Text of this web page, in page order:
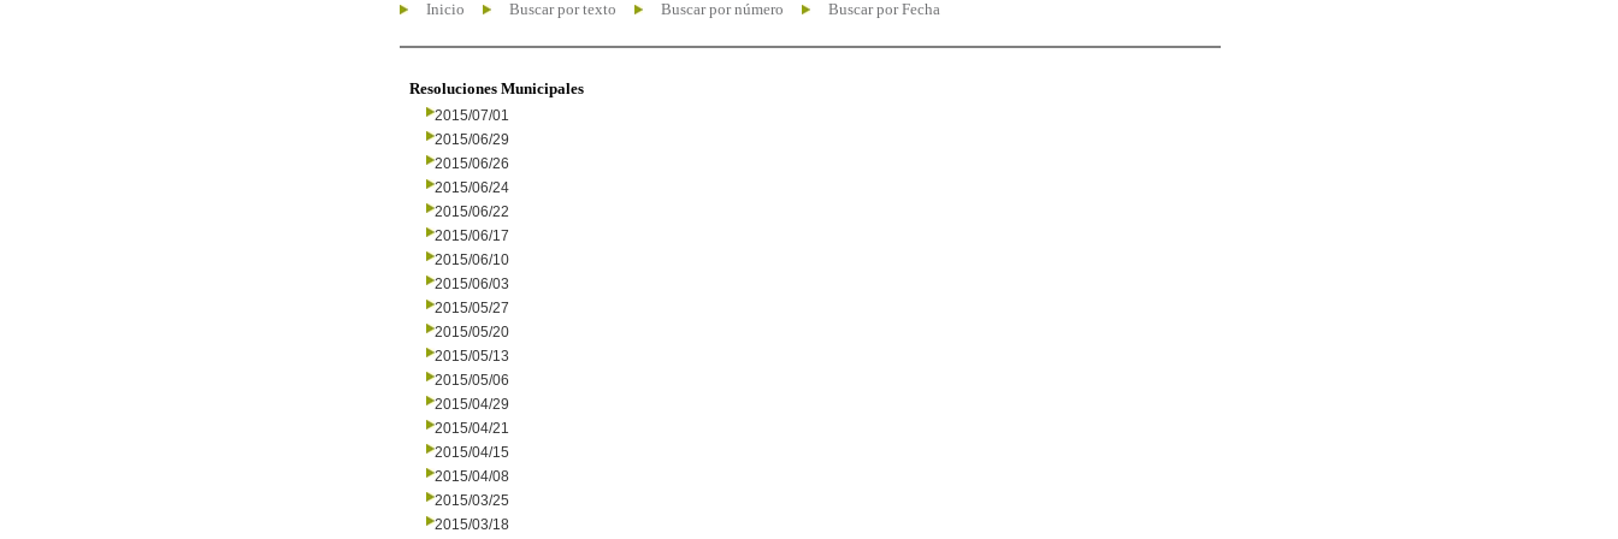
Inicio Buscar por texto Buscar por número Buscar por Fecha
Resoluciones Municipales
2015/07/01
2015/06/29
2015/06/26
2015/06/24
2015/06/22
2015/06/17
2015/06/10
2015/06/03
2015/05/27
2015/05/20
2015/05/13
2015/05/06
2015/04/29
2015/04/21
2015/04/15
2015/04/08
2015/03/25
2015/03/18